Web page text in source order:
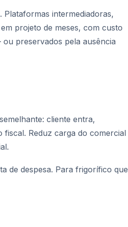
intermediadoras,
projeto de meses, com custo
preservados pela ausência
cliente entra,
Reduz carga do comercial
de despesa. Para frigorífico que